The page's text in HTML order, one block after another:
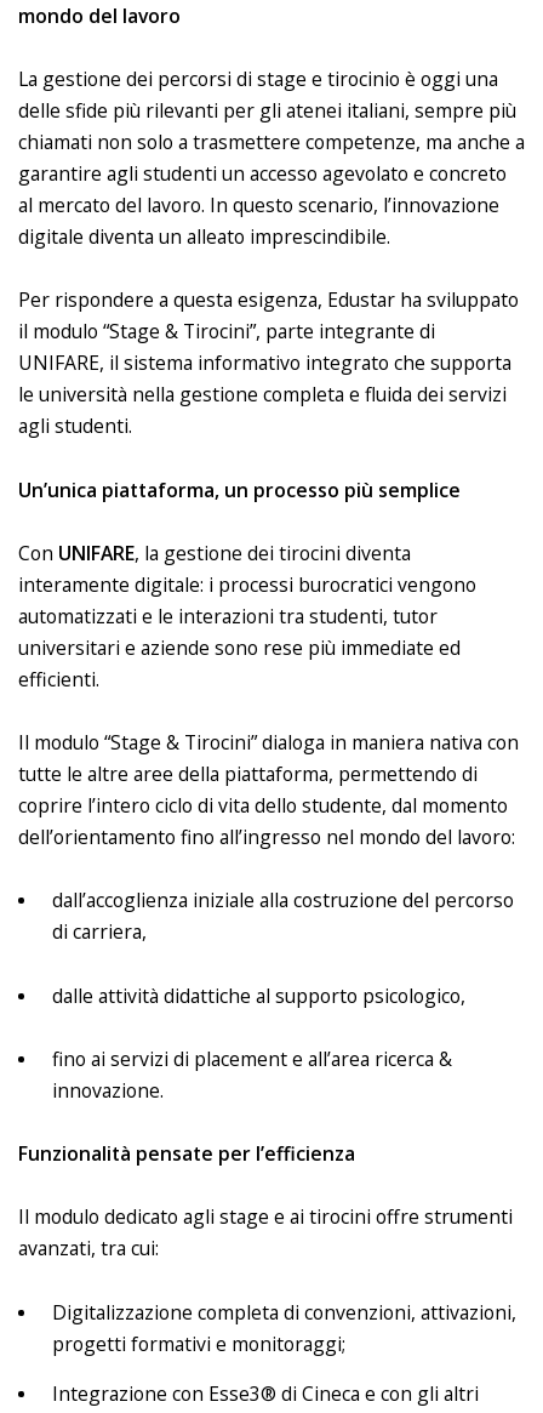
mondo del lavoro
La gestione dei percorsi di stage e tirocinio è oggi una
delle sfide più rilevanti per gli atenei italiani, sempre più
chiamati non solo a trasmettere competenze, ma anche a
garantire agli studenti un accesso agevolato e concreto
al mercato del lavoro. In questo scenario, l’innovazione
digitale diventa un alleato imprescindibile.
Per rispondere a questa esigenza, Edustar ha sviluppato
il modulo “Stage & Tirocini”, parte integrante di
UNIFARE, il sistema informativo integrato che supporta
le università nella gestione completa e fluida dei servizi
agli studenti.
Un’unica piattaforma, un processo più semplice
Con UNIFARE, la gestione dei tirocini diventa
interamente digitale: i processi burocratici vengono
automatizzati e le interazioni tra studenti, tutor
universitari e aziende sono rese più immediate ed
efficienti.
Il modulo “Stage & Tirocini” dialoga in maniera nativa con
tutte le altre aree della piattaforma, permettendo di
coprire l’intero ciclo di vita dello studente, dal momento
dell’orientamento fino all’ingresso nel mondo del lavoro:
dall’accoglienza iniziale alla costruzione del percorso
di carriera,
dalle attività didattiche al supporto psicologico,
fino ai servizi di placement e all’area ricerca &
innovazione.
Funzionalità pensate per l’efficienza
Il modulo dedicato agli stage e ai tirocini offre strumenti
avanzati, tra cui:
Digitalizzazione completa di convenzioni, attivazioni,
progetti formativi e monitoraggi;
Integrazione con Esse3® di Cineca e con gli altri